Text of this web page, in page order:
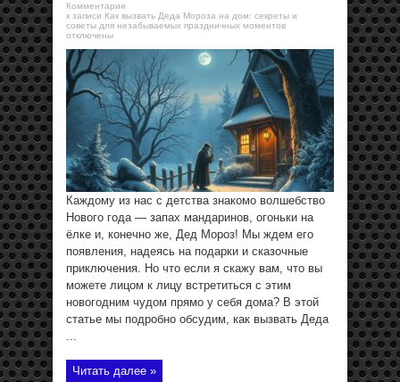
Комментарии
к записи Как вызвать Деда Мороза на дом: секреты и
советы для незабываемых праздничных моментов
отключены
Каждому из нас с детства знакомо волшебство
Нового года — запах мандаринов, огоньки на
ёлке и, конечно же, Дед Мороз! Мы ждем его
появления, надеясь на подарки и сказочные
приключения. Но что если я скажу вам, что вы
можете лицом к лицу встретиться с этим
новогодним чудом прямо у себя дома? В этой
статье мы подробно обсудим, как вызвать Деда
...
Читать далее »